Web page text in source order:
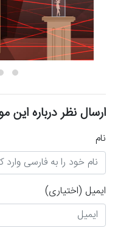
ارسال نظر درباره این
نام
ایمیل (اختیاری)